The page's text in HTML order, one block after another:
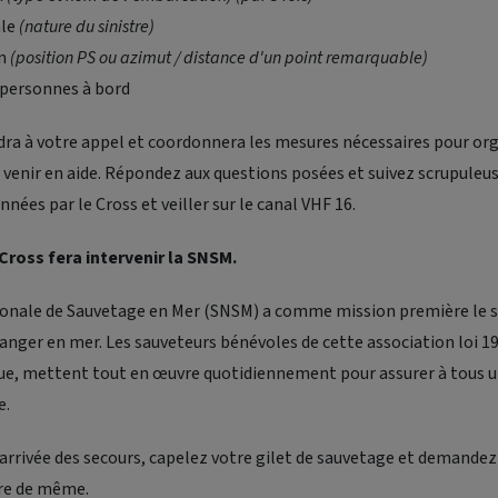
(nature du sinistre)
(position PS ou azimut / distance d'un point remarquable)
à bord
à votre appel et coordonnera les mesures nécessaires pour
en aide. Répondez aux questions posées et suivez
par le Cross et veiller sur le canal VHF 16.
fera intervenir la SNSM.
de Sauvetage en Mer (SNSM) a comme mission première le
en mer. Les sauveteurs bénévoles de cette association loi
mettent tout en œuvre quotidiennement pour assurer à tous
des secours, capelez votre gilet de sauvetage et
de même.